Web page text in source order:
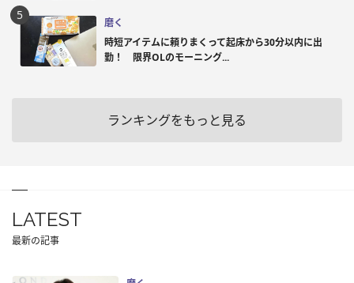
磨く
時短アイテムに頼りまくって起床から30分以内に出
勤！ 限界OLのモーニング...
ランキングをもっと見る
LATEST
最新の記事